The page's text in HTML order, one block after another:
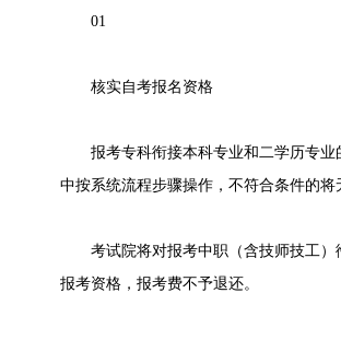
01
核实自考报名资格
报考专科衔接本科专业和二学历专业
中按系统流程步骤操作，不符合条件的将
考试院将对报考中职（含技师技工）
报考资格，报考费不予退还。